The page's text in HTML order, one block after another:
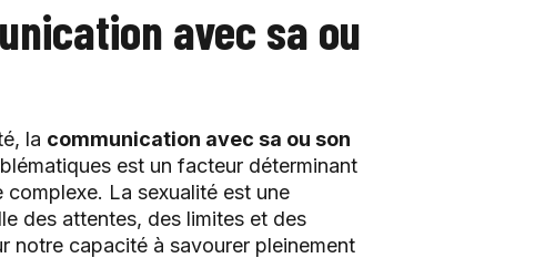
avec sa ou
la communication avec sa ou son
est un facteur déterminant
La sexualité est une
des attentes, des limites et des
notre capacité à savourer pleinement